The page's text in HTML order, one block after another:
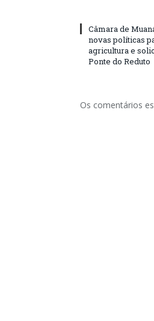
Câmara de
novas políticas
agricultura e
Ponte do Reduto
Os comentários